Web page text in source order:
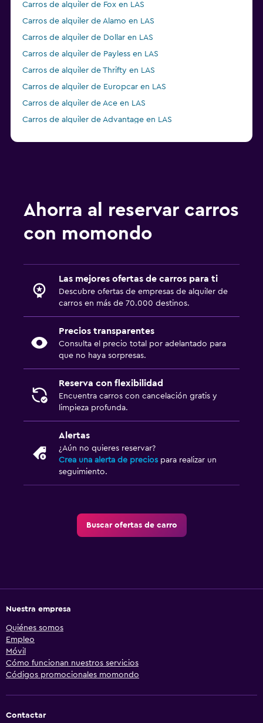
Carros de alquiler de Fox en LAS
Carros de alquiler de Alamo en LAS
Carros de alquiler de Dollar en LAS
Carros de alquiler de Payless en LAS
Carros de alquiler de Thrifty en LAS
Carros de alquiler de Europcar en LAS
Carros de alquiler de Ace en LAS
Carros de alquiler de Advantage en LAS
Ahorra al reservar carros
con momondo
Las mejores ofertas de carros para ti
Descubre ofertas de empresas de alquiler de
carros en más de 70.000 destinos.
Precios transparentes
Consulta el precio total por adelantado para
que no haya sorpresas.
Reserva con flexibilidad
Encuentra carros con cancelación gratis y
limpieza profunda.
Alertas
¿Aún no quieres reservar?
Crea una alerta de precios para realizar un
seguimiento.
Buscar ofertas de carro
Nuestra empresa
Quiénes somos
Empleo
Móvil
Cómo funcionan nuestros servicios
Códigos promocionales momondo
Contactar